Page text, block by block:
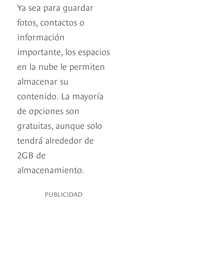
Ya sea para guardar
fotos, contactos o
información
importante, los espacios
en la nube le permiten
almacenar su
contenido. La mayoría
de opciones son
gratuitas, aunque solo
tendrá alrededor de
2GB de
almacenamiento.
PUBLICIDAD